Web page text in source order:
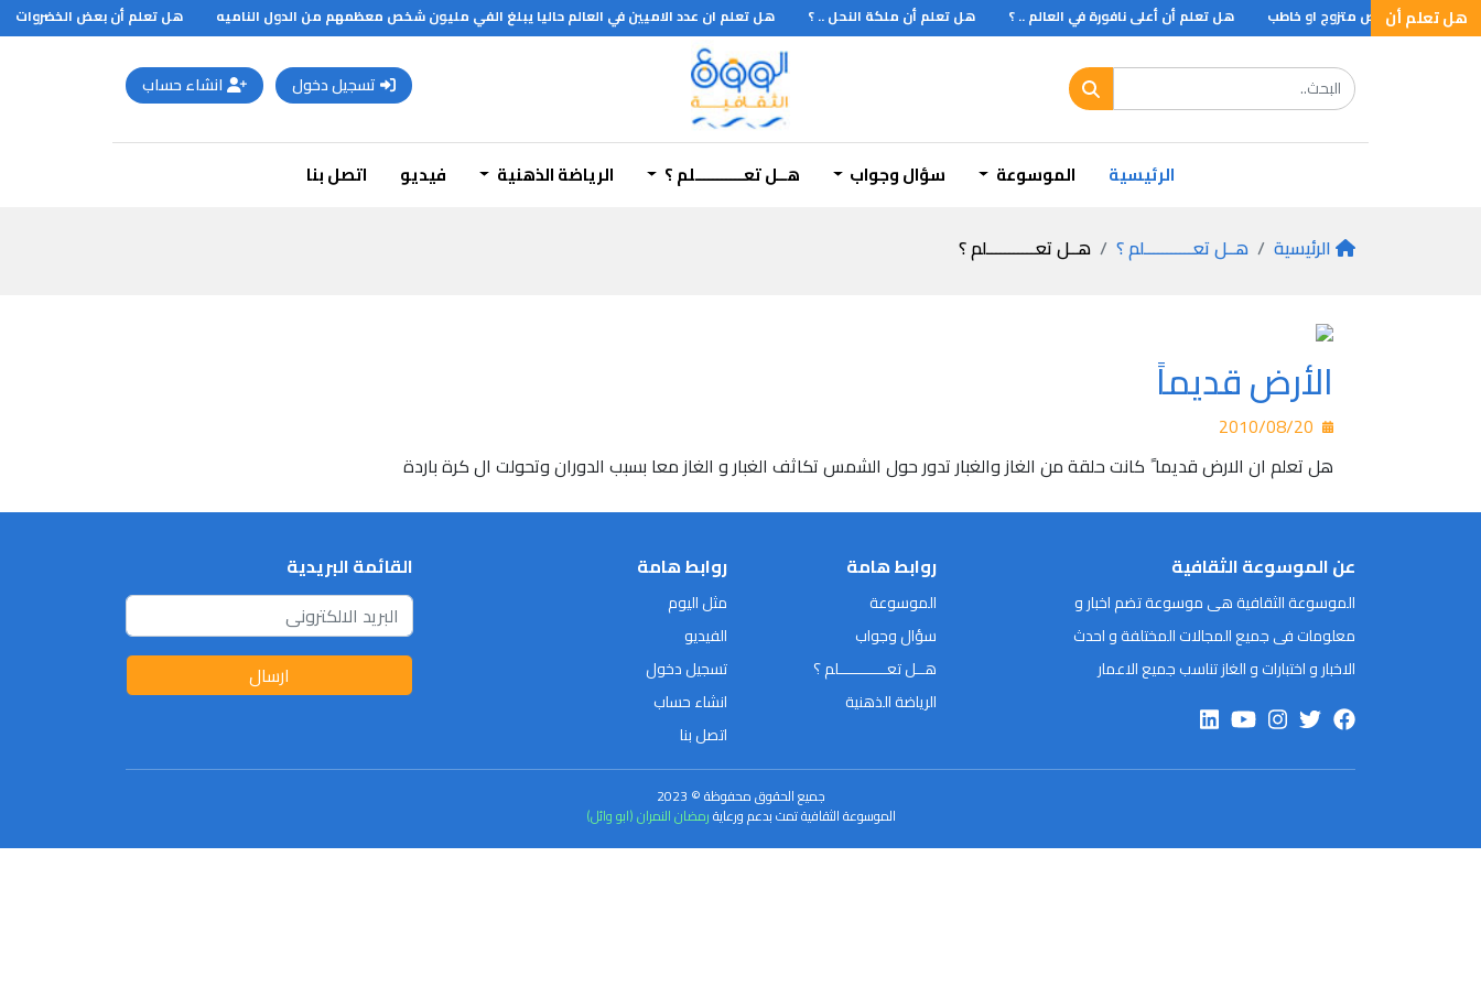
هل تعلم أن
تفيد ان الشخص متزوج او خاطب هل تعلم أن أعلى نافورة في العالم .. ؟ هل تعلم أن ملكة النحل .. ؟ هل تعلم ان عدد الاميين في العالم حاليا يبلغ الفي مليون شخص معظمهم من الدول الناميه هل تعلم أن بعض الخضروات ..؟
تسجيل دخول انشاء حساب
الرئيسية الموسوعة سؤال وجواب هــل تعـــــــــــلم ؟ الرياضة الذهنية فيديو اتصل بنا
الرئيسية هــل تعـــــــــــلم ؟ هــل تعـــــــــــلم ؟
الأرض قديماً
هل تعلم ان الارض قديما ً كانت حلقة من الغاز والغبار تدور حول الشمس تكاثف الغبار و الغاز معا بسبب الدوران وتحولت ال كرة باردة
عن الموسوعة الثقافية
الموسوعة الثقافية هى موسوعة تضم اخبار و
معلومات فى جميع المجالات المختلفة و احدث
الاخبار و اختبارات و الغاز تناسب جميع الاعمار
روابط هامة
الموسوعة
سؤال وجواب
هــل تعـــــــــــلم ؟
الرياضة الذهنية
روابط هامة
مثل اليوم
الفيديو
تسجيل دخول
انشاء حساب
اتصل بنا
القائمة البريدية
ارسال
جميع الحقوق محفوظة © 2023
الموسوعة الثقافية تمت بدعم ورعايةرمضان النمران (ابو وائل)